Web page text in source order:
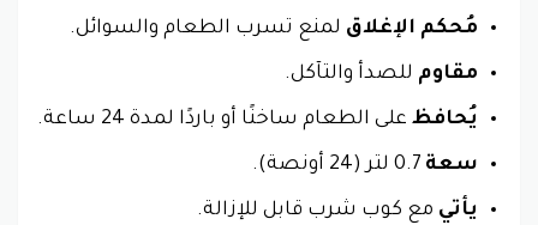
مُحكم الإغلاق لمنع تسرب الطعام والسوائل.
مقاوم للصدأ والتآكل.
يُحافظ على الطعام ساخنًا أو باردًا لمدة 24 ساعة.
سعة
يأتي مع كوب شرب قابل للإزالة.